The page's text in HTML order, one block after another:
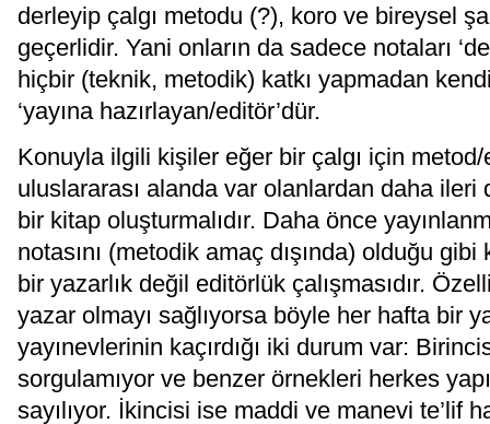
derleyip çalgı metodu (?), koro ve bireysel
geçerlidir. Yani onların da sadece notaları
hiçbir (teknik, metodik) katkı yapmadan
‘yayına hazırlayan/editör’dür.
Konuyla ilgili kişiler eğer bir çalgı için
uluslararası alanda var olanlardan daha
bir kitap oluşturmalıdır. Daha önce
notasını (metodik amaç dışında) olduğu
bir yazarlık değil editörlük çalışmasıdır.
yazar olmayı sağlıyorsa böyle her hafta bir
yayınevlerinin kaçırdığı iki durum var:
sorgulamıyor ve benzer örnekleri herkes
sayılıyor. İkincisi ise maddi ve manevi te’lif